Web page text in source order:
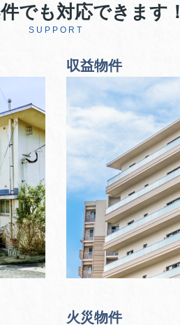
でも対応できます！
SUPPORT
収益物件
火災物件